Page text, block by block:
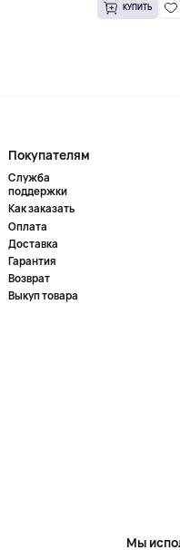
КУПИТЬ
Покупателям
Служба
поддержки
Как заказать
Оплата
Доставка
Гарантия
Возврат
Выкуп товара
Мы